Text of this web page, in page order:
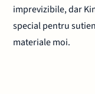
imprevizibile, dar
special pentru
materiale moi.